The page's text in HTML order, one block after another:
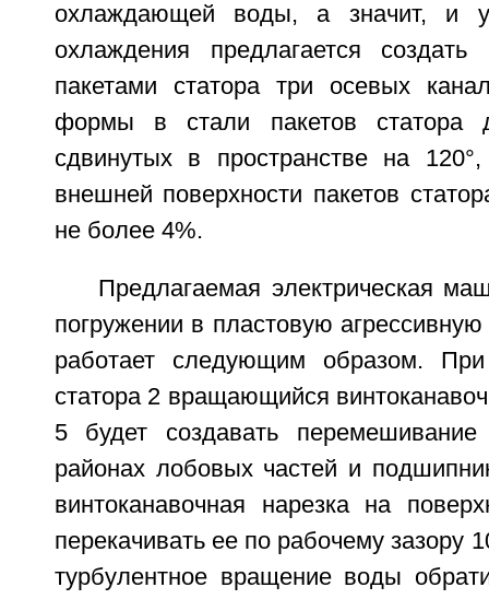
охлаждающей воды, а значит, и
охлаждения предлагается
пакетами статора три осевых
формы в стали пакетов статора
сдвинутых в пространстве на
внешней поверхности пакетов
не более 4%.
Предлагаемая электрическая
погружении в пластовую
работает следующим образом.
статора 2 вращающийся
5 будет создавать
районах лобовых частей и
винтоканавочная нарезка на
перекачивать ее по рабочему зазору
турбулентное вращение воды